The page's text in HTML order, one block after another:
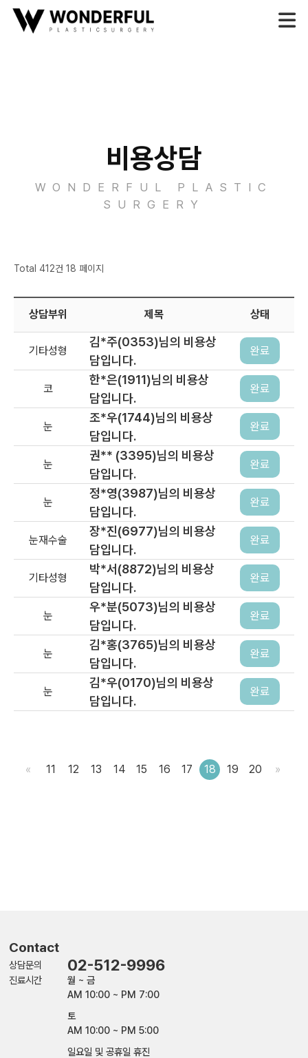
비용상담
WONDERFUL PLASTIC
SURGERY
Total 412건 18 페이지
상담부위 제목 상태
기타성형
김*주(0353)님의 비용상
담입니다.
완료
코
한*은(1911)님의 비용상
담입니다.
완료
눈
조*우(1744)님의 비용상
담입니다.
완료
눈
권** (3395)님의 비용상
담입니다.
완료
눈
정*영(3987)님의 비용상
담입니다.
완료
눈재수술
장*진(6977)님의 비용상
담입니다.
완료
기타성형
박*서(8872)님의 비용상
담입니다.
완료
눈
우*분(5073)님의 비용상
담입니다.
완료
눈
김*홍(3765)님의 비용상
담입니다.
완료
눈
김*우(0170)님의 비용상
담입니다.
완료
« 11 12 13 14 15 16 17 18 19 20 »
Contact
상담문의 02-512-9996
진료시간
월 ~ 금
AM 10:00 ~ PM 7:00
토
AM 10:00 ~ PM 5:00
일요일 및 공휴일 휴진